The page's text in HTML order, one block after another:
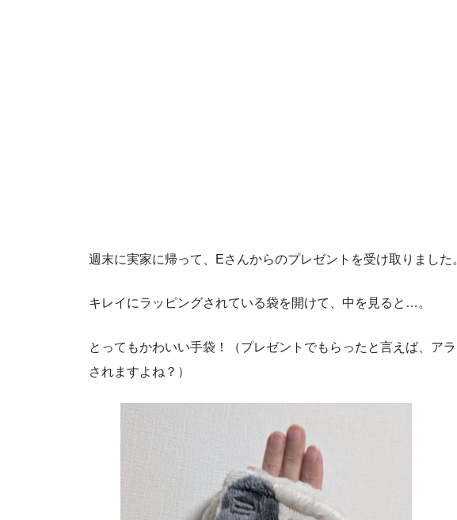
週末に実家に帰って、Eさんからのプレゼントを受け取りました。
キレイにラッピングされている袋を開けて、中を見ると…。
とってもかわいい手袋！（プレゼントでもらったと言えば、ア
されますよね？）